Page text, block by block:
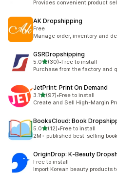
Provides convenient product
AK Dropshipping
Free
Manage order, inventory and
GSRDropshipping
5.0별 5개 중
(30)
총 리뷰 30개
•Free to install
Purchase from the factory and
JetPrint: Print On Demand
3.1별 5개 중
(97)
총 리뷰 97개
•Free to install
Create and Sell High-Margin
BooksCloud: Book
5.0별 5개 중
(12)
총 리뷰 12개
•Free to install
2M+ published best-selling
OriginDrop: K‑Beauty
Free to install
Import Korean beauty products